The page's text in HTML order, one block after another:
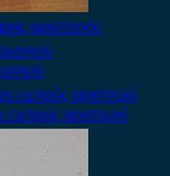
αριστερός
αριστερό